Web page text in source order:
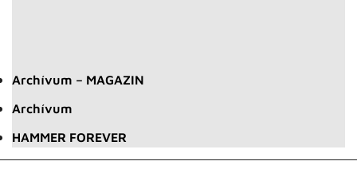
Archívum – MAGAZIN
Archívum
HAMMER FOREVER